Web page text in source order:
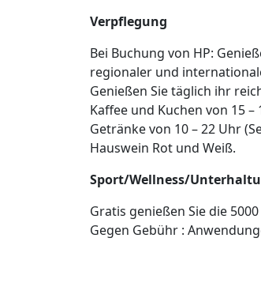
Verpflegung
Bei Buchung von HP:
regionaler und
Genießen Sie täglich ihr
Kaffee und Kuchen von 15
Getränke von 10 – 22 Uhr
Hauswein Rot und Weiß.
Sport/Wellness/
Gratis genießen Sie die
Gegen Gebühr :